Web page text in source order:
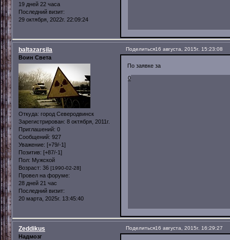
19 дней 22 часа
Последний визит:
29 октября, 2022г. 22:09:24
Поделиться16 августа, 2015г. 15:23:08
baltazarsila
Воин Света
Откуда: город Северодвинск
Зарегистрирован: 8 октября, 2011г.
Приглашений: 0
Сообщений: 927
Уважение: [+79/-1]
Позитив: [+87/-1]
Пол: Мужской
Возраст: 36 [1990-02-28]
Провел на форуме:
28 дней 21 час
Последний визит:
20 марта, 2025г. 13:45:40
По заявке за
0
Поделиться16 августа, 2015г. 16:29:27
Zeddikus
Надмозг